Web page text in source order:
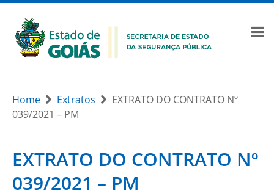
Home Extratos
EXTRATO DO CONTRATO Nº
039/2021 – PM
EXTRATO DO CONTRATO Nº
039/2021 – PM